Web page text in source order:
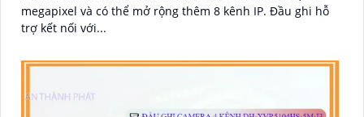
megapixel và có thể mở rộng thêm 8 kênh IP. Đầu ghi hỗ
trợ kết nối với...